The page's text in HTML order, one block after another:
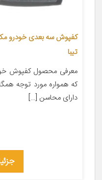
کفپوش سه بعدی خودرو
تیبا
معرفی محصول کفپوش
که همواره مورد توجه
دارای محاسن […]